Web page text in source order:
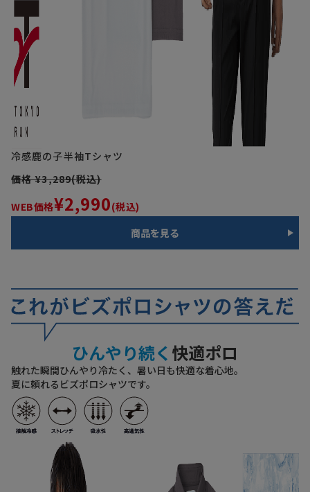
冷感鹿の子半袖Tシャツ
価格 ¥3,289(税込)
WEB価格¥2,990(税込)
商品を見る
ひんやり続く 快適ポロ
触れた瞬間ひんやり冷たく、暑い日も快適な着心地。
夏に頼れるビズポロシャツです。